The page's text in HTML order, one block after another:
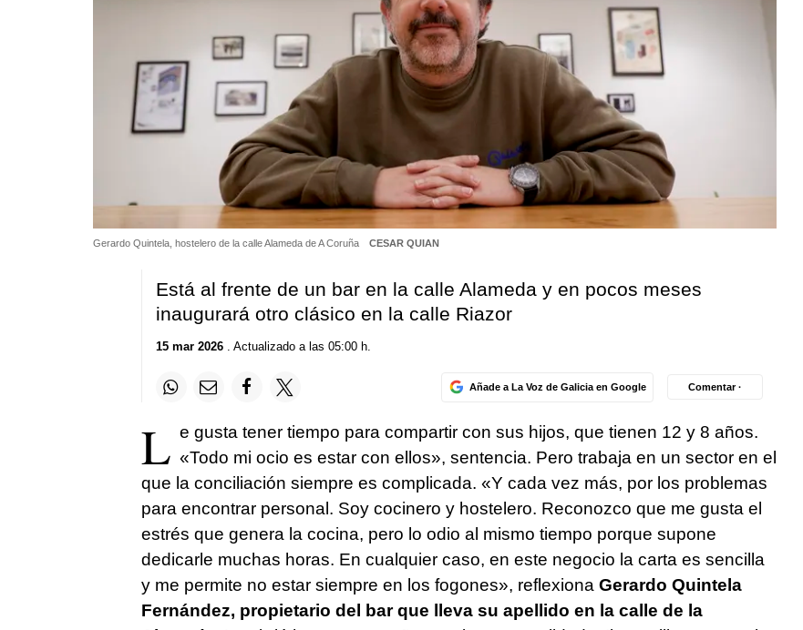
Gerardo Quintela, hostelero de la calle Alameda de A Coruña CESAR QUIAN
Está al frente de un bar en la calle Alameda y en pocos meses
inaugurará otro clásico en la calle Riazor
15 mar 2026. Actualizado a las 05:00 h.
Añade a La Voz de Galicia en Google Comentar ·
L e gusta tener tiempo para compartir con sus hijos, que tienen 12 y 8 años.
«Todo mi ocio es estar con ellos», sentencia. Pero trabaja en un sector en el
que la conciliación siempre es complicada. «Y cada vez más, por los problemas
para encontrar personal. Soy cocinero y hostelero. Reconozco que me gusta el
estrés que genera la cocina, pero lo odio al mismo tiempo porque supone
dedicarle muchas horas. En cualquier caso, en este negocio la carta es sencilla
y me permite no estar siempre en los fogones», reflexiona Gerardo Quintela
Fernández, propietario del bar que lleva su apellido en la calle de la